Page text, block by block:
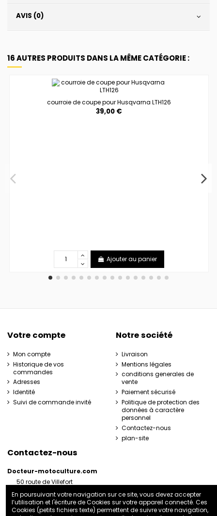
AVIS (0)
16 AUTRES PRODUITS DANS LA MÊME CATÉGORIE :
courroie de coupe pour Husqvarna LTH126
39,00 €
Ajouter au panier
Votre compte
Mon compte
Historique de vos
commandes
Adresses
Identité
Suivi de commande invité
Notre société
Livraison
Mentions légales
conditions generales de
vente
Paiement sécurisé
Politique de protection des
données à caractère
personnel
Contactez-nous
plan-site
Contactez-nous
Docteur-motoculture.com
50 route de Villefort
France
06 35 41 62 07
En poursuivant votre navigation sur ce site, vous devez accepter
l’utilisation et l'écriture de Cookies sur votre appareil connecté. Ces
Cookies (petits fichiers texte) permettent de suivre votre navigation,